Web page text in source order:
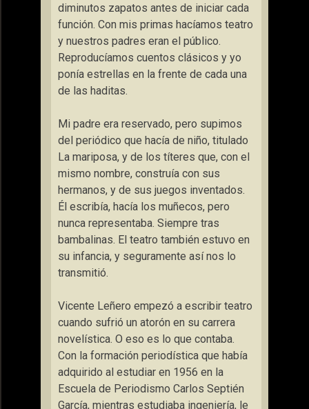
diminutos zapatos antes de iniciar cada
función. Con mis primas hacíamos teatro
y nuestros padres eran el público.
Reproducíamos cuentos clásicos y yo
ponía estrellas en la frente de cada una
de las haditas.
Mi padre era reservado, pero supimos
del periódico que hacía de niño, titulado
La mariposa, y de los títeres que, con el
mismo nombre, construía con sus
hermanos, y de sus juegos inventados.
Él escribía, hacía los muñecos, pero
nunca representaba. Siempre tras
bambalinas. El teatro también estuvo en
su infancia, y seguramente así nos lo
transmitió.
Vicente Leñero empezó a escribir teatro
cuando sufrió un atorón en su carrera
novelística. O eso es lo que contaba.
Con la formación periodística que había
adquirido al estudiar en 1956 en la
Escuela de Periodismo Carlos Septién
García, mientras estudiaba ingeniería, le